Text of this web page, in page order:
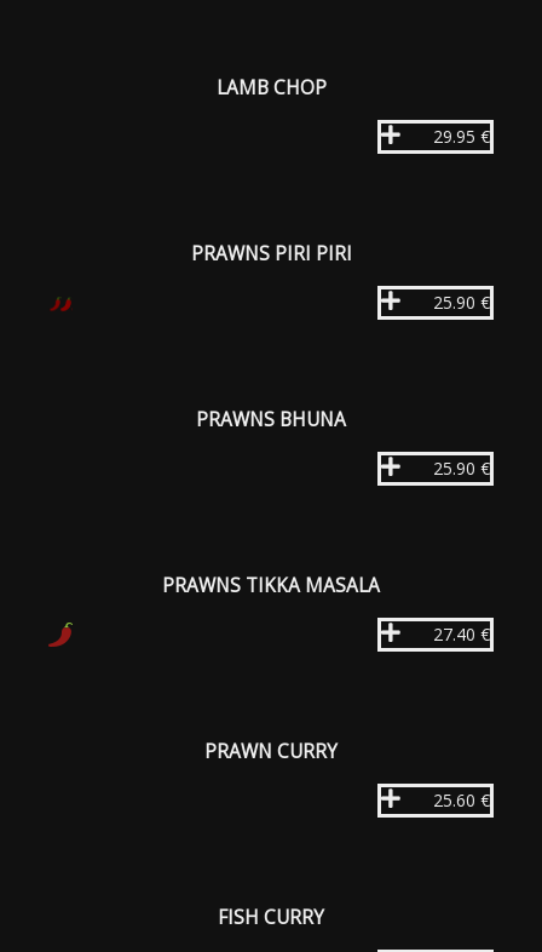
LAMB CHOP
29.95 €
PRAWNS PIRI PIRI
25.90 €
PRAWNS BHUNA
25.90 €
PRAWNS TIKKA MASALA
27.40 €
PRAWN CURRY
25.60 €
FISH CURRY